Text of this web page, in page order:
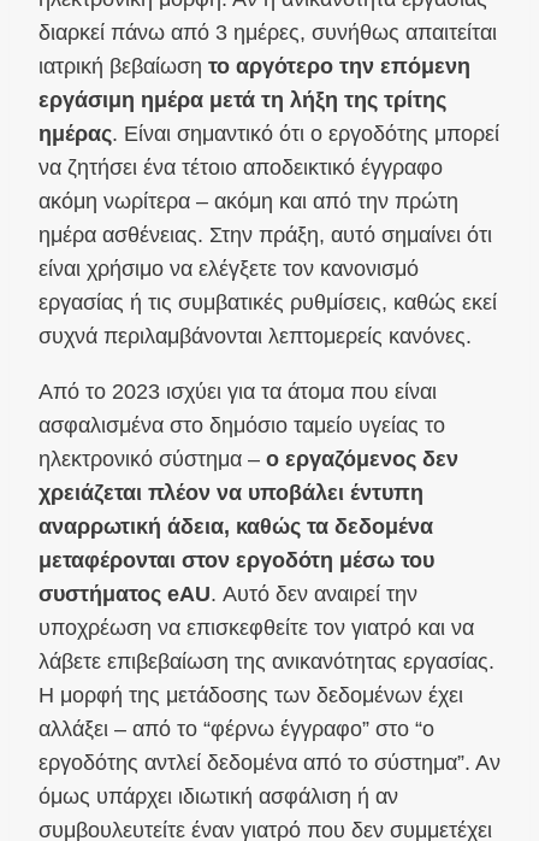
διαρκεί πάνω από 3 ημέρες, συνήθως απαιτείται
ιατρική βεβαίωση το αργότερο την επόμενη
εργάσιμη ημέρα μετά τη λήξη της τρίτης
ημέρας. Είναι σημαντικό ότι ο εργοδότης μπορεί
να ζητήσει ένα τέτοιο αποδεικτικό έγγραφο
ακόμη νωρίτερα – ακόμη και από την πρώτη
ημέρα ασθένειας. Στην πράξη, αυτό σημαίνει ότι
είναι χρήσιμο να ελέγξετε τον κανονισμό
εργασίας ή τις συμβατικές ρυθμίσεις, καθώς εκεί
συχνά περιλαμβάνονται λεπτομερείς κανόνες.
Από το 2023 ισχύει για τα άτομα που είναι
ασφαλισμένα στο δημόσιο ταμείο υγείας το
ηλεκτρονικό σύστημα – ο εργαζόμενος δεν
χρειάζεται πλέον να υποβάλει έντυπη
αναρρωτική άδεια, καθώς τα δεδομένα
μεταφέρονται στον εργοδότη μέσω του
συστήματος eAU. Αυτό δεν αναιρεί την
υποχρέωση να επισκεφθείτε τον γιατρό και να
λάβετε επιβεβαίωση της ανικανότητας εργασίας.
Η μορφή της μετάδοσης των δεδομένων έχει
αλλάξει – από το “φέρνω έγγραφο” στο “ο
εργοδότης αντλεί δεδομένα από το σύστημα”. Αν
όμως υπάρχει ιδιωτική ασφάλιση ή αν
συμβουλευτείτε έναν γιατρό που δεν συμμετέχει